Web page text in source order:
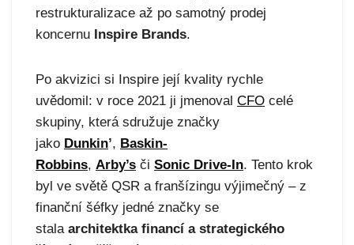
restrukturalizace až po samotný prodej
koncernu Inspire Brands.
Po akvizici si Inspire její kvality rychle
uvědomil: v roce 2021 ji jmenoval CFO celé
skupiny, která sdružuje značky
jako Dunkin’, Baskin-
Robbins, Arby’s či Sonic Drive-In. Tento krok
byl ve světě QSR a franšízingu výjimečný – z
finanční šéfky jedné značky se
stala architektka financí a strategického